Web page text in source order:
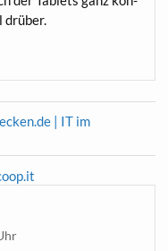
drüber.
| IT im